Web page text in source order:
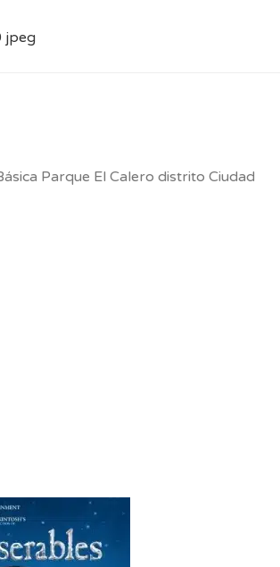
Parque El Calero distrito Ciudad